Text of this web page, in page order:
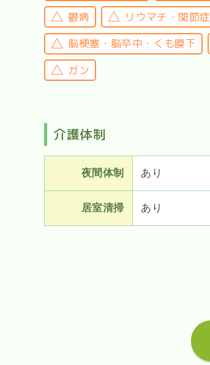
鬱病
リウマチ・関節症
脳梗塞・脳卒中・くも膜下
ガン
介護体制
夜間体制 あり
居室清掃 あり